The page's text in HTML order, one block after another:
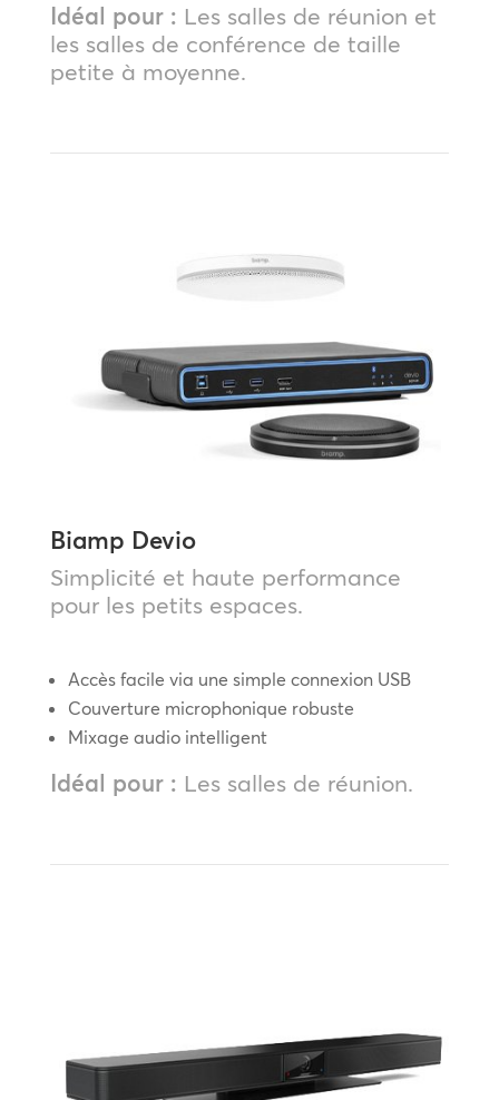
Idéal pour : Les salles de réunion et
les salles de conférence de taille
petite à moyenne.
Biamp Devio
Simplicité et haute performance
pour les petits espaces.
Accès facile via une simple connexion USB
Couverture microphonique robuste
Mixage audio intelligent
Idéal pour : Les salles de réunion.